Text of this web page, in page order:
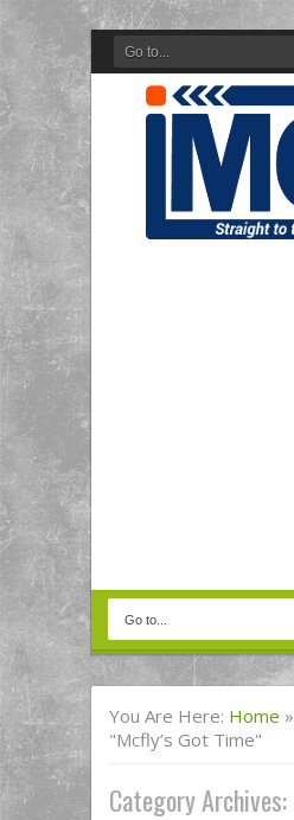
You Are Here: Home »
"mcfly’s Got Time"
Category Archives: